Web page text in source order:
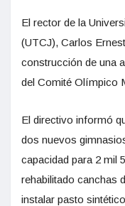
El rector de la
(UTCJ), Carlos
construcción de una
del Comité Olímpico
El directivo informó
dos nuevos
capacidad para 2 mil
rehabilitado canchas
instalar pasto